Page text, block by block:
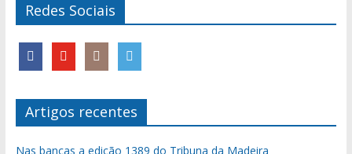
Redes Sociais
Artigos recentes
Nas bancas a edição 1389 do Tribuna da Madeira